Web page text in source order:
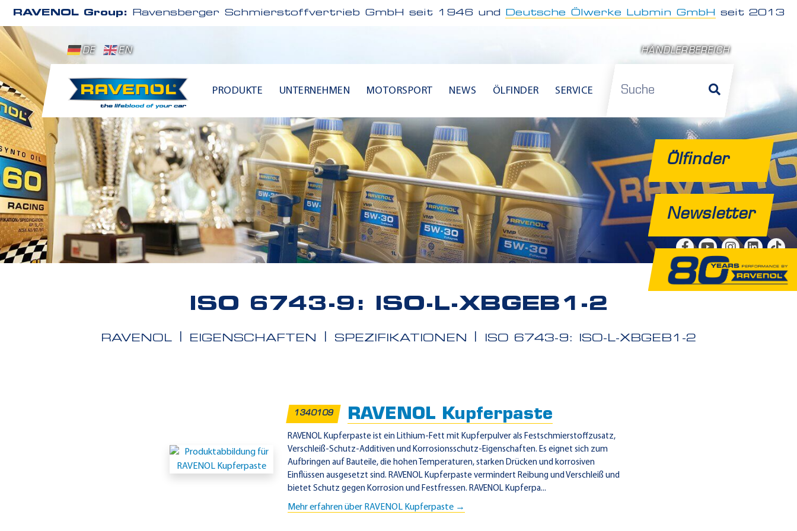
RAVENOL Group: Ravensberger Schmierstoffvertrieb GmbH seit 1946 und Deutsche Ölwerke Lubmin GmbH seit 2013
DE EN HÄNDLERBEREICH
PRODUKTE UNTERNEHMEN MOTORSPORT NEWS ÖLFINDER SERVICE
Ölfinder
Newsletter
ISO 6743-9: ISO-L-XBGEB1-2
RAVENOL EIGENSCHAFTEN SPEZIFIKATIONEN ISO 6743-9: ISO-L-XBGEB1-2
Einsatzgebiete
ISO
6743-
1340109 RAVENOL Kupferpaste
RAVENOL Kupferpaste ist ein Lithium-Fett mit Kupferpulver als Festschmierstoffzusatz,
Verschleiß-Schutz-Additiven und Korrosionsschutz-Eigenschaften. Es eignet sich zum
Aufbringen auf Bauteile, die hohen Temperaturen, starken Drücken und korrosiven
Einflüssen ausgesetzt sind. RAVENOL Kupferpaste vermindert Reibung und Verschleiß und
bietet Schutz gegen Korrosion und Festfressen. RAVENOL Kupferpa...
Mehr erfahren über RAVENOL Kupferpaste →